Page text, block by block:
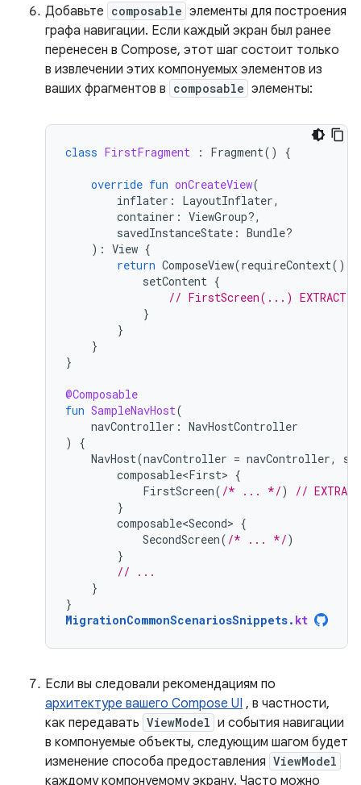
Добавьте composable элементы для построения
графа навигации. Если каждый экран был ранее
перенесен в Compose, этот шаг состоит только
в извлечении этих компонуемых элементов из
ваших фрагментов в composable элементы:
class FirstFragment : Fragment() {
override fun onCreateView(
inflater : LayoutInflater,
container : ViewGroup?,
savedInstanceState : Bundle?
): View {
return ComposeView(requireContext()).
setContent {
// FirstScreen(...) EXTRACT
}
}
}
}
@Composable
fun SampleNavHost(
navController : NavHostController
)
{
NavHost(navController = navController,
composable<First> {
FirstScreen( /* ... */)
//
}
composable<Second> {
SecondScreen( /* ... */)
}
// ...
}
}
MigrationCommonScenariosSnippets. kt
Если вы следовали рекомендациям по
архитектуре вашего Compose UI , в частности,
как передавать ViewModel и события навигации
в компонуемые объекты, следующим шагом будет
изменение способа предоставления ViewModel
каждому компонуемому экрану. Часто можно